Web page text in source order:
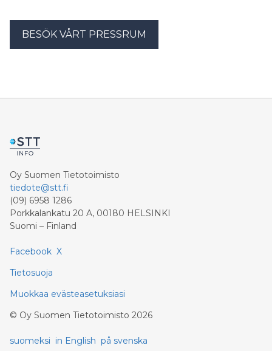
BESÖK VÅRT PRESSRUM
Oy Suomen Tietotoimisto
tiedote@stt.fi
(09) 6958 1286
Porkkalankatu 20 A, 00180 HELSINKI
Suomi – Finland
Facebook X
Tietosuoja
Muokkaa evästeasetuksiasi
© Oy Suomen Tietotoimisto 2026
suomeksi in English på svenska